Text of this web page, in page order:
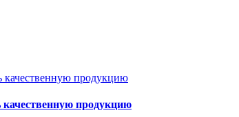
качественную продукцию